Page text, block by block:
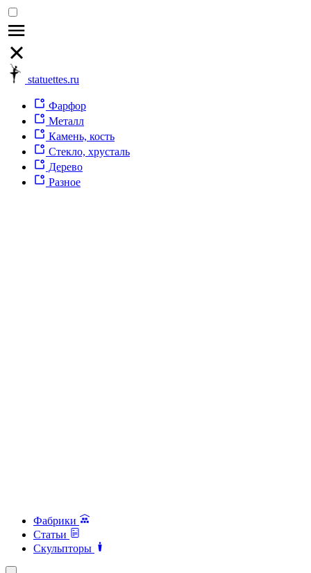
statuettes.ru
Фарфор
Металл
Камень, кость
Стекло, хрусталь
Дерево
Разное
Фабрики
Статьи
Скульпторы